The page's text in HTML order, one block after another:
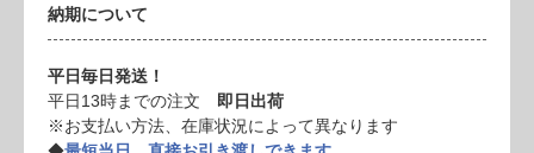
納期について
平日毎日発送！
平日13時までの注文 即日出荷
※お支払い方法、在庫状況によって異なります